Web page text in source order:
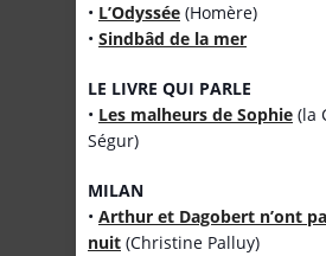
• L’Odyssée (Homère)
• Sindbâd de la mer
LE LIVRE QUI PARLE
• Les malheurs de Sophie (la
Ségur)
MILAN
• Arthur et Dagobert n’ont
nuit (Christine Palluy)